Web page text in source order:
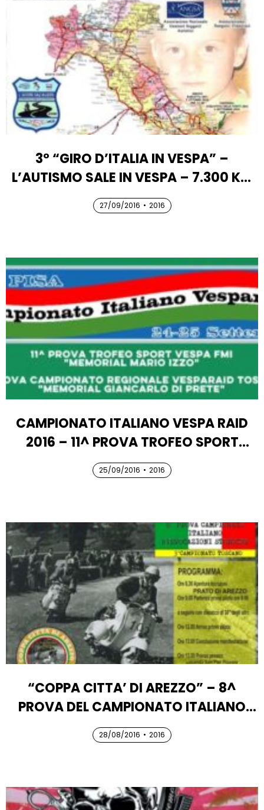
3° “GIRO D’ITALIA IN VESPA” –
L’AUTISMO SALE IN VESPA – 7.300 KM
DI SOLIDARIETÀ
27/09/2016 • 2016
27/09/2016
CAMPIONATO ITALIANO VESPA RAID
2016 – 11^ PROVA TROFEO SPORT
VESPA FMI “MEMORIAL MARIO IZZO”
25/09/2016 • 2016
25/09/2016
“COPPA CITTA’ DI AREZZO” – 8^
PROVA DEL CAMPIONATO ITALIANO
RIEVOCAZIONI STORICHE VESPA
28/08/2016 • 2016
28/08/2016